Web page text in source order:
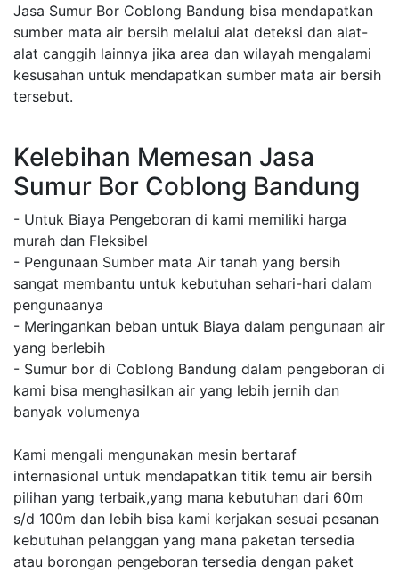
Jasa Sumur Bor Coblong Bandung bisa mendapatkan
sumber mata air bersih melalui alat deteksi dan alat-
alat canggih lainnya jika area dan wilayah mengalami
kesusahan untuk mendapatkan sumber mata air bersih
tersebut.
Kelebihan Memesan Jasa
Sumur Bor Coblong Bandung
- Untuk Biaya Pengeboran di kami memiliki harga
murah dan Fleksibel
- Pengunaan Sumber mata Air tanah yang bersih
sangat membantu untuk kebutuhan sehari-hari dalam
pengunaanya
- Meringankan beban untuk Biaya dalam pengunaan air
yang berlebih
- Sumur bor di Coblong Bandung dalam pengeboran di
kami bisa menghasilkan air yang lebih jernih dan
banyak volumenya
Kami mengali mengunakan mesin bertaraf
internasional untuk mendapatkan titik temu air bersih
pilihan yang terbaik,yang mana kebutuhan dari 60m
s/d 100m dan lebih bisa kami kerjakan sesuai pesanan
kebutuhan pelanggan yang mana paketan tersedia
atau borongan pengeboran tersedia dengan paket